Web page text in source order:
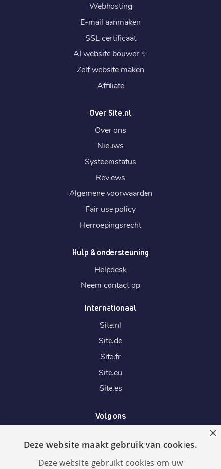
Webhosting
E-mail aanmaken
SSL certificaat
AI website bouwer✨
Zelf website maken
Affiliate
Over Site.nl
Over ons
Nieuws
Systeemstatus
Reviews
Algemene voorwaarden
Fair use policy
Herroepingsrecht
Hulp & ondersteuning
Helpdesk
Neem contact op
Internationaal
Site.nl
Site.de
Site.fr
Site.eu
Site.es
Volg ons
Wij accepteren
×
Deze website maakt gebruik van cookies.
Deze website gebruikt cookies om uw